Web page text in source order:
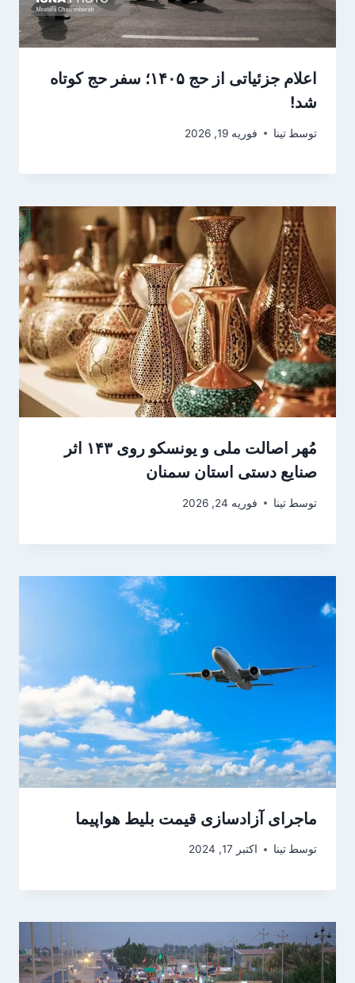
اعلام جزئیاتی از حج ۱۴۰۵؛ سفر حج کوتاه
شد!
توسط تینا فوریه 19, 2026
مُهر اصالت ملی و یونسکو روی ۱۴۳ اثر
صنایع دستی استان سمنان
توسط تینا فوریه 24, 2026
ماجرای آزادسازی قیمت بلیط هواپیما
توسط تینا اکتبر 17, 2024